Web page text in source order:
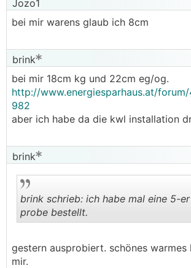
Jozo1
bei mir warens glaub ich 8cm
brink
bei mir 18cm kg und 22cm eg/og.
http://www.energiesparhaus.at/
982
aber ich habe da die kwl installation
brink
..
brink schrieb: ich habe mal eine 5-
probe bestellt.
gestern ausprobiert. schönes
mir.